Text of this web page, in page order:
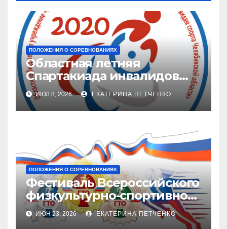
ПОЛОЖЕНИЯ О СОРЕВНОВАНИЯХ
Областная летняя
Спартакиада инвалидов
2026 г.
ИЮЛ 8, 2026 ЕКАТЕРИНА ПЕТЧЕНКО
ПОЛОЖЕНИЯ О СОРЕВНОВАНИЯХ
Фестиваль Всероссийского
физкультурно-спортивного
комплекса «Готов в труду и
обороне» (ГТО)
ИЮН 23, 2026 ЕКАТЕРИНА ПЕТЧЕНКО